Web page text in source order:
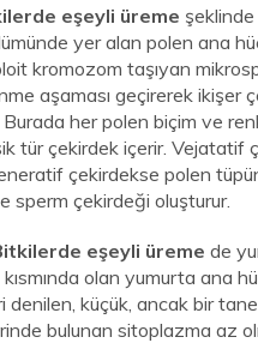
eşeyli üreme
yer alan polen ana
kromozom taşıyan
aşaması geçirerek ikişer
her polen biçim ve
tür çekirdek içerir. Vejatatif
çekirdekse polen
sperm çekirdeği oluşturur.
eşeyli üreme de
olan yumurta ana
denilen, küçük, ancak bir
bulunan sitoplazma az